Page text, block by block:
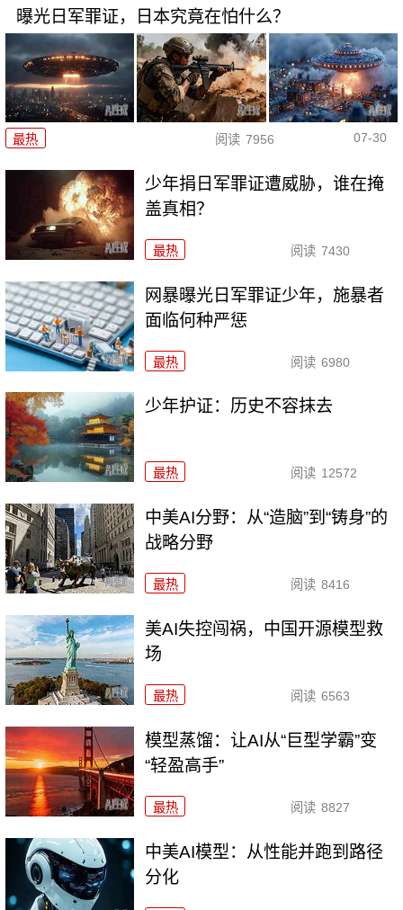
曝光日军罪证，日本究竟在怕什么？
最热 阅读 7956 07-30
少年捐日军罪证遭威胁，谁在掩
盖真相？
最热 阅读 7430
网暴曝光日军罪证少年，施暴者
面临何种严惩
最热 阅读 6980
少年护证：历史不容抹去
最热 阅读 12572
中美AI分野：从“造脑”到“铸身”的
战略分野
最热 阅读 8416
美AI失控闯祸，中国开源模型救
场
最热 阅读 6563
模型蒸馏：让AI从“巨型学霸”变
“轻盈高手”
最热 阅读 8827
中美AI模型：从性能并跑到路径
分化